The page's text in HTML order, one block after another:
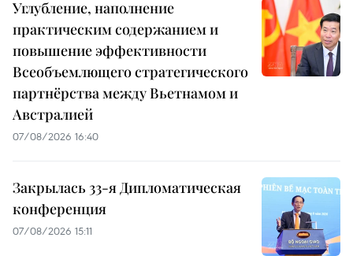
Углубление, наполнение
практическим содержанием и
повышение эффективности
Всеобъемлющего стратегического
партнёрства между Вьетнамом и
Австралией
07/08/2026 16:40
Закрылась 33-я Дипломатическая
конференция
07/08/2026 15:11